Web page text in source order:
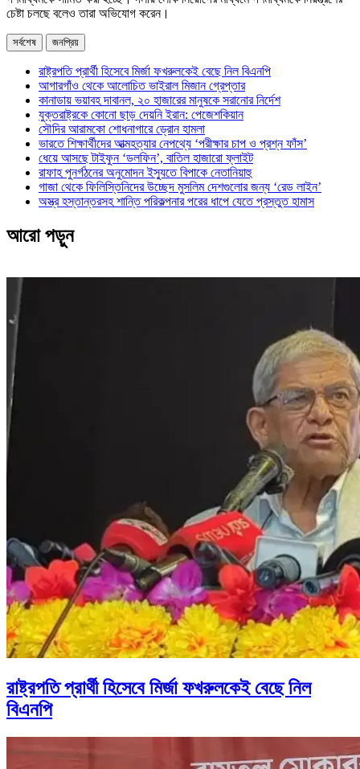
চেষ্টা চলছে বলেও তারা অভিযোগ করেন।
সর্বশেষ জনপ্রিয়
রাষ্ট্রপতি প্রার্থী হিসেবে মির্জা ফখরুলকেই বেছে নিল বিএনপি
আগারগাঁও থেকে আলোচিত ভাইরাল মিজান গ্রেপ্তার
কানাডায় ভয়াবহ দাবানল, ২০ হাজারের মানুষকে সরানোর নির্দেশ
যুক্তরাষ্ট্রকে কোনো ছাড় দেয়নি ইরান: পেজেশকিয়ান
সৌদির আরামকো শোধনাগারে ড্রোন হামলা
ভারতে শিক্ষার্থীদের আত্মহত্যার নেপথ্যে ‘পরীক্ষার চাপ ও প্রশ্ন ফাঁস’
ধেয়ে আসছে টাইফুন ‘ডলফিন’, বাতিল হাজারো ফ্লাইট
রাফাহ পুনর্গঠনের অনুমোদন ইস্যুতে বিপাকে নেতানিয়াহু
গাজা থেকে ফিলিস্তিনিদের উচ্ছেদ মুসলিম দেশগুলোর জন্য ‘রেড লাইন’
অস্ত্র হস্তান্তরসহ শান্তি পরিকল্পনার পরের ধাপে যেতে প্রস্তুত হামাস
আরো পড়ুন
রাষ্ট্রপতি প্রার্থী হিসেবে মির্জা ফখরুলকেই বেছে নিল
বিএনপি